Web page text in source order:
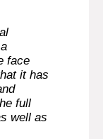
face
it has
full
well as